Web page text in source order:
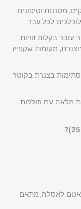
מסננות וסיפונים
לכל עבר.
עובר בקלות זוויות
הצנרת, מקומות שקפיץ
בצנרת בקוטר
מלאה עם סוללות
אטם לאסלה, מתאם